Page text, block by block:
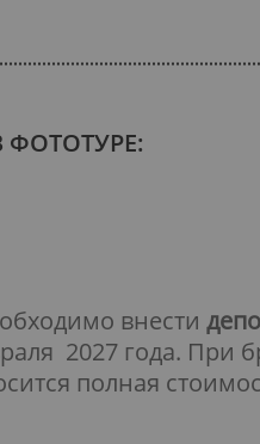
внести
2027 года. При
полная